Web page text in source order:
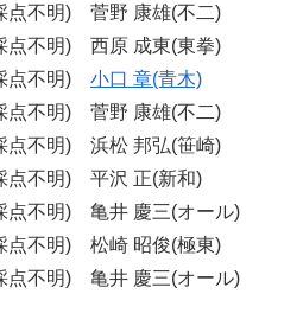
不明) 菅野 康雄(不二)
不明) 西原 成東(東拳)
点不明) 小口 章(青木)
不明) 菅野 康雄(不二)
不明) 浜松 邦弘(笹崎)
点不明) 平沢 正(新和)
不明) 亀井 慶三(オール)
不明) 松崎 昭俊(極東)
不明) 亀井 慶三(オール)